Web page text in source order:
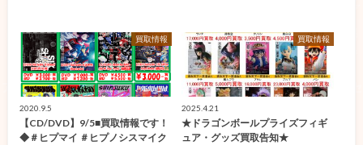
買取情報
2020.9.5
【CD/DVD】9/5■買取情報です！
◆＃ヒプマイ ＃ヒプノシスマイク
買取情報
2025.4.21
★ドラゴンボールプライズフィギ
ュア・グッズ買取告知★